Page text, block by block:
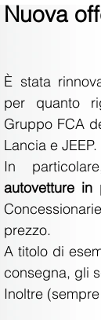
Nuova
È stata
per quanto
Gruppo FCA
Lancia e JEEP.
autovetture in
prezzo.
A titolo di
consegna, gli
Inoltre